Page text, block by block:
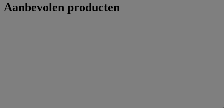
Aanbevolen producten